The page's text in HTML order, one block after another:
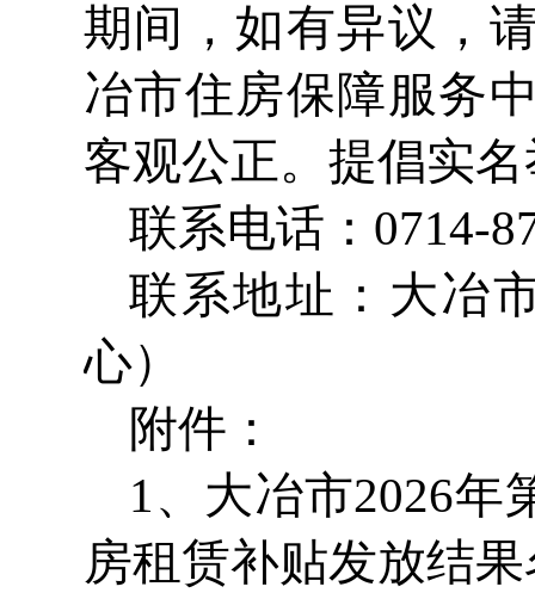
期间，如有异议，
冶市住房保障服务
客观公正。提倡实
联系电话：0714-
联系地址：大冶
心）
附件：
1、大冶市2026年
房租赁补贴发放结